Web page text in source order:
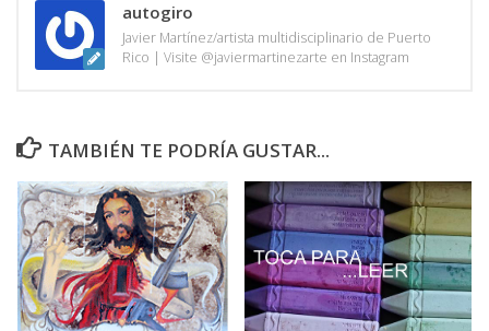
autogiro
Javier Martínez/artista multidisciplinario de Puerto
Rico | Visite @javiermartinezarte en Instagram
TAMBIÉN TE PODRÍA GUSTAR...